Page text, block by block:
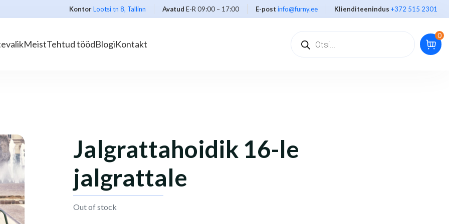
KontorLootsi tn 8, Tallinn Avatud E-R 09:00 – 17:00 E-post info@furny.ee Klienditeenindus +372 515 2301
MeistTehtud töödBlogiKontakt
0
Jalgrattahoidik 16-le
jalgrattale
Out of stock